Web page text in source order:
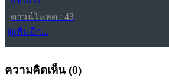
ดาวน์โหลด : 43
ดูเพิ่มอีก...
ความคิดเห็น (0)